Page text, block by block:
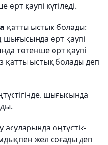
өрт қаупі күтіледі.
қатты ыстық болады:
шығысында өрт қаупі
төтенше өрт қаупі
қатты ыстық болады деп
шығысында
асуларында оңтүстік-
жел соғады деп